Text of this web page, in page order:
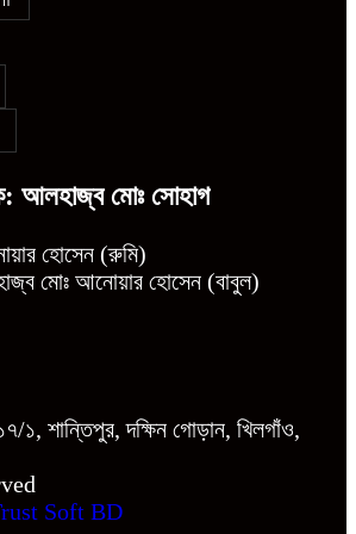
আলহাজ্ব মোঃ সোহাগ
হোসেন (রুমি)
মোঃ আনোয়ার হোসেন (বাবুল)
১, শান্তিপুর, দক্ষিন গোড়ান, খিলগাঁও,
Soft BD